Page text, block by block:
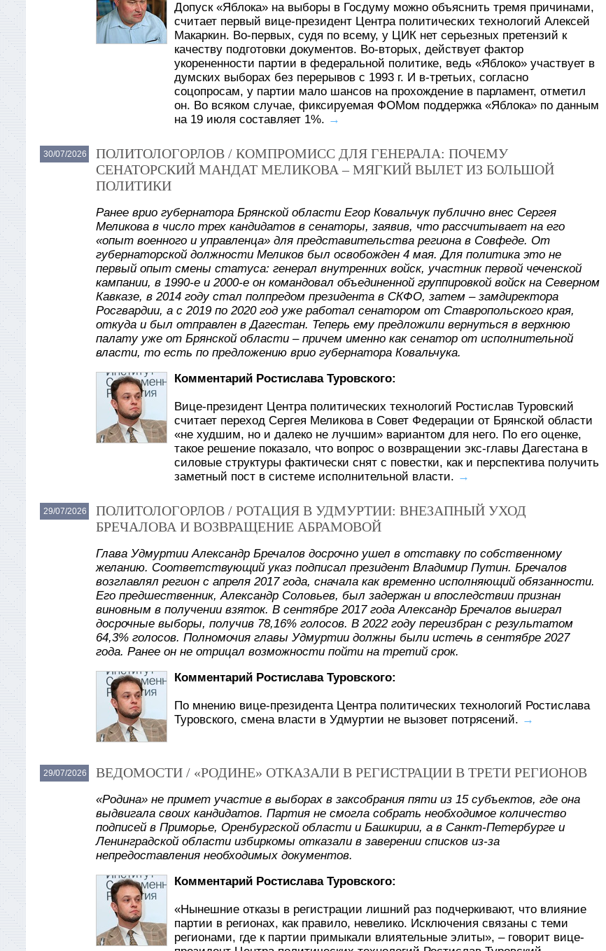
Допуск «Яблока» на выборы в Госдуму можно объяснить тремя причинами,
считает первый вице-президент Центра политических технологий Алексей
Макаркин. Во-первых, судя по всему, у ЦИК нет серьезных претензий к
качеству подготовки документов. Во-вторых, действует фактор
укорененности партии в федеральной политике, ведь «Яблоко» участвует в
думских выборах без перерывов с 1993 г. И в-третьих, согласно
соцопросам, у партии мало шансов на прохождение в парламент, отметил
он. Во всяком случае, фиксируемая ФОМом поддержка «Яблока» по данным
на 19 июля составляет 1%. →
30/07/2026
ПОЛИТОЛОГОРЛОВ / КОМПРОМИСС ДЛЯ ГЕНЕРАЛА: ПОЧЕМУ
СЕНАТОРСКИЙ МАНДАТ МЕЛИКОВА – МЯГКИЙ ВЫЛЕТ ИЗ БОЛЬШОЙ
ПОЛИТИКИ
Ранее врио губернатора Брянской области Егор Ковальчук публично внес Сергея
Меликова в число трех кандидатов в сенаторы, заявив, что рассчитывает на его
«опыт военного и управленца» для представительства региона в Совфеде. От
губернаторской должности Меликов был освобожден 4 мая. Для политика это не
первый опыт смены статуса: генерал внутренних войск, участник первой чеченской
кампании, в 1990-е и 2000-е он командовал объединенной группировкой войск на Северном
Кавказе, в 2014 году стал полпредом президента в СКФО, затем – замдиректора
Росгвардии, а с 2019 по 2020 год уже работал сенатором от Ставропольского края,
откуда и был отправлен в Дагестан. Теперь ему предложили вернуться в верхнюю
палату уже от Брянской области – причем именно как сенатор от исполнительной
власти, то есть по предложению врио губернатора Ковальчука.
Комментарий Ростислава Туровского:
Вице-президент Центра политических технологий Ростислав Туровский
считает переход Сергея Меликова в Совет Федерации от Брянской области
«не худшим, но и далеко не лучшим» вариантом для него. По его оценке,
такое решение показало, что вопрос о возвращении экс-главы Дагестана в
силовые структуры фактически снят с повестки, как и перспектива получить
заметный пост в системе исполнительной власти. →
29/07/2026
ПОЛИТОЛОГОРЛОВ / РОТАЦИЯ В УДМУРТИИ: ВНЕЗАПНЫЙ УХОД
БРЕЧАЛОВА И ВОЗВРАЩЕНИЕ АБРАМОВОЙ
Глава Удмуртии Александр Бречалов досрочно ушел в отставку по собственному
желанию. Соответствующий указ подписал президент Владимир Путин. Бречалов
возглавлял регион с апреля 2017 года, сначала как временно исполняющий обязанности.
Его предшественник, Александр Соловьев, был задержан и впоследствии признан
виновным в получении взяток. В сентябре 2017 года Александр Бречалов выиграл
досрочные выборы, получив 78,16% голосов. В 2022 году переизбран с результатом
64,3% голосов. Полномочия главы Удмуртии должны были истечь в сентябре 2027
года. Ранее он не отрицал возможности пойти на третий срок.
Комментарий Ростислава Туровского:
По мнению вице-президента Центра политических технологий Ростислава
Туровского, смена власти в Удмуртии не вызовет потрясений. →
29/07/2026 ВЕДОМОСТИ / «РОДИНЕ» ОТКАЗАЛИ В РЕГИСТРАЦИИ В ТРЕТИ РЕГИОНОВ
«Родина» не примет участие в выборах в заксобрания пяти из 15 субъектов, где она
выдвигала своих кандидатов. Партия не смогла собрать необходимое количество
подписей в Приморье, Оренбургской области и Башкирии, а в Санкт-Петербурге и
Ленинградской области избиркомы отказали в заверении списков из-за
непредоставления необходимых документов.
Комментарий Ростислава Туровского:
«Нынешние отказы в регистрации лишний раз подчеркивают, что влияние
партии в регионах, как правило, невелико. Исключения связаны с теми
регионами, где к партии примыкали влиятельные элиты», – говорит вице-